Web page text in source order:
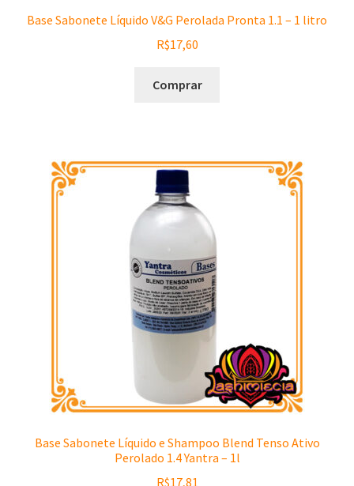
Base Sabonete Líquido V&G Perolada Pronta 1.1 – 1 litro
R$17,60
Comprar
Base Sabonete Líquido e Shampoo Blend Tenso Ativo
Perolado 1.4 Yantra – 1l
R$17,81